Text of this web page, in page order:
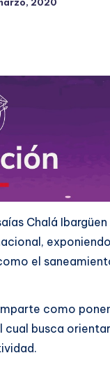
Chalá
el
como
busca